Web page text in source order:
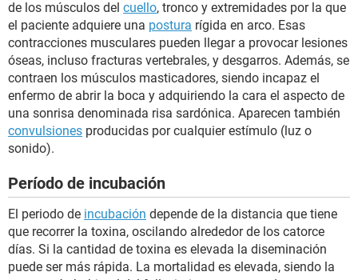
de los músculos del cuello, tronco y extremidades por la que
el paciente adquiere una postura rígida en arco. Esas
contracciones musculares pueden llegar a provocar lesiones
óseas, incluso fracturas vertebrales, y desgarros. Además, se
contraen los músculos masticadores, siendo incapaz el
enfermo de abrir la boca y adquiriendo la cara el aspecto de
una sonrisa denominada risa sardónica. Aparecen también
convulsiones producidas por cualquier estímulo (luz o
sonido).
Período de incubación
El periodo de incubación depende de la distancia que tiene
que recorrer la toxina, oscilando alrededor de los catorce
días. Si la cantidad de toxina es elevada la diseminación
puede ser más rápida. La mortalidad es elevada, siendo la